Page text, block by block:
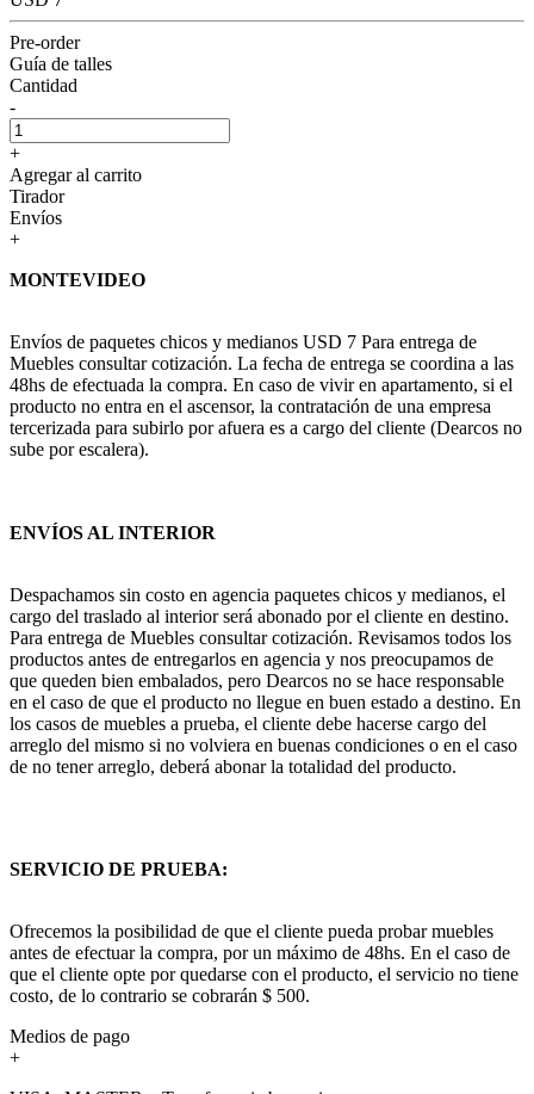
Pre-order
Guía de talles
Cantidad
-
+
Agregar al carrito
Tirador
Envíos
+
MONTEVIDEO
Envíos de paquetes chicos y medianos USD 7 Para entrega de
Muebles consultar cotización. La fecha de entrega se coordina a las
48hs de efectuada la compra. En caso de vivir en apartamento, si el
producto no entra en el ascensor, la contratación de una empresa
tercerizada para subirlo por afuera es a cargo del cliente (Dearcos no
sube por escalera).
ENVÍOS AL INTERIOR
Despachamos sin costo en agencia paquetes chicos y medianos, el
cargo del traslado al interior será abonado por el cliente en destino.
Para entrega de Muebles consultar cotización. Revisamos todos los
productos antes de entregarlos en agencia y nos preocupamos de
que queden bien embalados, pero Dearcos no se hace responsable
en el caso de que el producto no llegue en buen estado a destino. En
los casos de muebles a prueba, el cliente debe hacerse cargo del
arreglo del mismo si no volviera en buenas condiciones o en el caso
de no tener arreglo, deberá abonar la totalidad del producto.
SERVICIO DE PRUEBA:
Ofrecemos la posibilidad de que el cliente pueda probar muebles
antes de efectuar la compra, por un máximo de 48hs. En el caso de
que el cliente opte por quedarse con el producto, el servicio no tiene
costo, de lo contrario se cobrarán $ 500.
Medios de pago
+